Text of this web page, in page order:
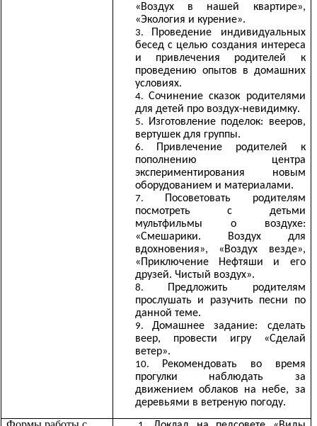
«Воздух в нашей квартире»,
«Экология и курение».
Проведение индивидуальных
бесед с целью создания интереса
и привлечения родителей к
проведению опытов в домашних
условиях.
Сочинение сказок родителями
для детей про воздух-невидимку.
Изготовление поделок: вееров,
вертушек для группы.
Привлечение родителей к
пополнению центра
экспериментирования новым
оборудованием и материалами.
Посоветовать родителям
посмотреть с детьми
мультфильмы о воздухе:
«Смешарики. Воздух для
вдохновения», «Воздух везде»,
«Приключение Нефтяши и его
друзей. Чистый воздух».
Предложить родителям
прослушать и разучить песни по
данной теме.
Домашнее задание: сделать
веер, провести игру «Сделай
ветер».
Рекомендовать во время
прогулки наблюдать за
движением облаков на небе, за
деревьями в ветреную погоду.